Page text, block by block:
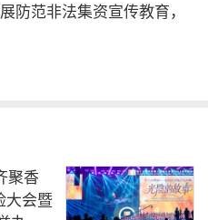
百分点；25个月保单继
百分点。多渠道高质量发
，代理人渠道新业务价值
。社区金融服务渠道精
续客户全缴次继续率同比
年6月末，在198个城市
防范非法集资宣传教育，
聚香
大会暨